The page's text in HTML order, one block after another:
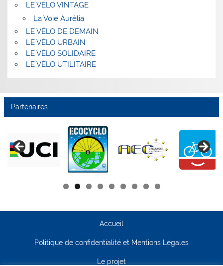
LE VÉLO VINTAGE
La Voie Aurélia
LE VÉLO DE DEMAIN
LE VÉLO URBAIN
LE VÉLO SOLIDAIRE
LE VÉLO UTILITAIRE
Partenaires
Accueil
Politique de confidentialité et Mentions Légales
Le projet